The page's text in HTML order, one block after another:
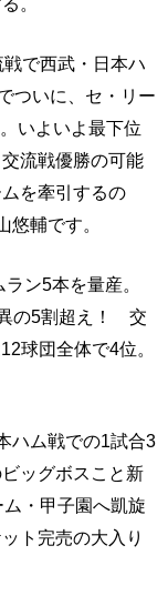
で西武・日本ハ
ついに、セ・リー
いよいよ最下位
流戦優勝の可能
を牽引するの
輔です。
ン5本を量産。
の5割超え！ 交
球団全体で4位。
ハム戦での1試合3
ッグボスこと新
・甲子園へ凱旋
ト完売の大入り